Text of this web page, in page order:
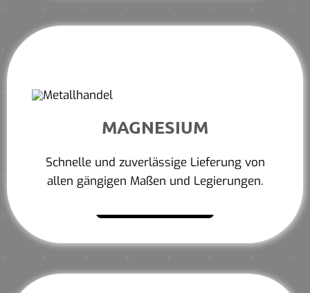
MAGNESIUM
Schnelle und zuverlässige Lieferung von
allen gängigen Maßen und Legierungen.